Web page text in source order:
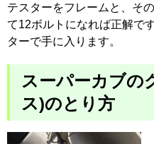
テスターをフレームと、そ
て12ボルトになれば正解で
ターで手に入ります。
スーパーカブの
ス)のとり方